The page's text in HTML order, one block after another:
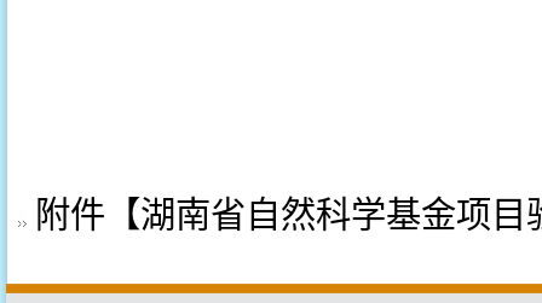
附件【湖南省自然科学基金项目